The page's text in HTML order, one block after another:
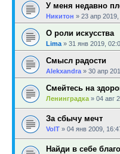
У меня недавно
Никитон » 23 апр
О роли искусства
Lima » 31 янв 2019,
Смысл радости
Alekxandra » 30 апр
Смейтесь на
Ленинградка » 04 авг
За сбычу мечт
VolT » 04 янв 2009,
Найди в себе